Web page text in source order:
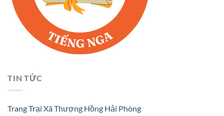
TIN TỨC
Trang Trại Xã Thượng Hồng Hải Phòng